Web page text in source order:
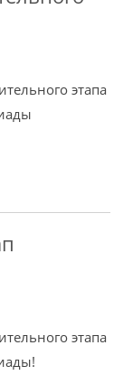
этапа
этапа